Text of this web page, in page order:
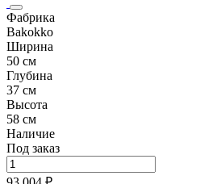
Фабрика
Bakokko
Ширина
50 см
Глубина
37 см
Высота
58 см
Наличие
Под заказ